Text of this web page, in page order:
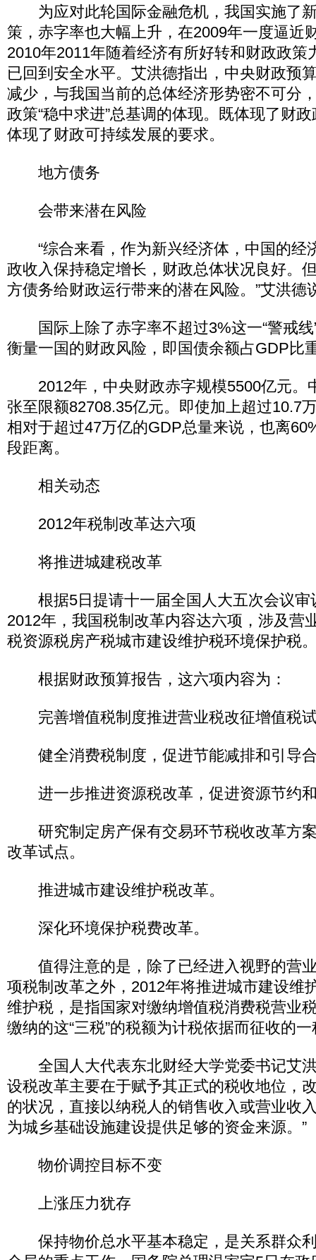
为应对此轮国际金融危机，我国实施了
策，赤字率也大幅上升，在2009年一度逼近
2010年2011年随着经济有所好转和财政政策
已回到安全水平。艾洪德指出，中央财政预
减少，与我国当前的总体经济形势密不可分
政策“稳中求进”总基调的体现。既体现了财
体现了财政可持续发展的要求。
地方债务
会带来潜在风险
“综合来看，作为新兴经济体，中国的经
政收入保持稳定增长，财政总体状况良好。
方债务给财政运行带来的潜在风险。”艾洪德
国际上除了赤字率不超过3%这一“警戒线
衡量一国的财政风险，即国债余额占GDP比
2012年，中央财政赤字规模5500亿元。
张至限额82708.35亿元。即使加上超过10.7
相对于超过47万亿的GDP总量来说，也离
段距离。
相关动态
2012年税制改革达六项
将推进城建税改革
根据5日提请十一届全国人大五次会议审
2012年，我国税制改革内容达六项，涉及营
税资源税房产税城市建设维护税环境保护税
根据财政预算报告，这六项内容为：
完善增值税制度推进营业税改征增值税
健全消费税制度，促进节能减排和引导
进一步推进资源税改革，促进资源节约
研究制定房产保有交易环节税收改革方
改革试点。
推进城市建设维护税改革。
深化环境保护税费改革。
值得注意的是，除了已经进入视野的营
项税制改革之外，2012年将推进城市建设维
维护税，是指国家对缴纳增值税消费税营业
缴纳的这“三税”的税额为计税依据而征收的
全国人大代表东北财经大学党委书记艾洪
设税改革主要在于赋予其正式的税收地位，
的状况，直接以纳税人的销售收入或营业收
为城乡基础设施建设提供足够的资金来源。”
物价调控目标不变
上涨压力犹存
保持物价总水平基本稳定，是关系群众